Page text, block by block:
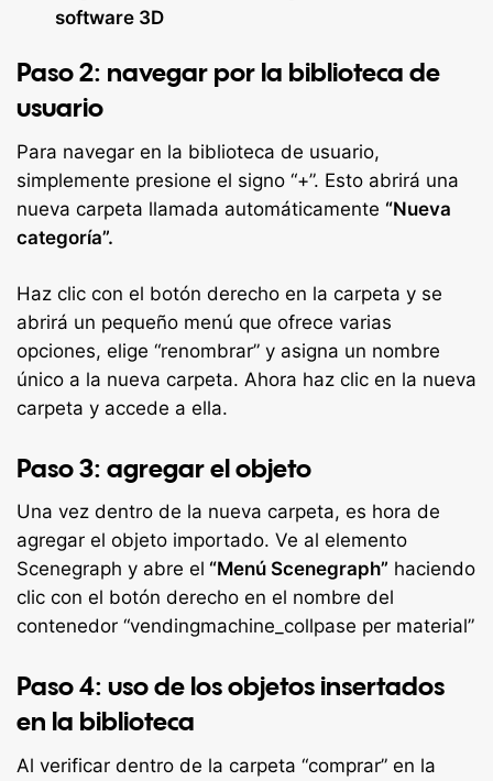
software 3D
Paso 2: navegar por la biblioteca de
usuario
Para navegar en la biblioteca de usuario,
simplemente presione el signo “+”. Esto abrirá una
nueva carpeta llamada automáticamente “Nueva
categoría”.
Haz clic con el botón derecho en la carpeta y se
abrirá un pequeño menú que ofrece varias
opciones, elige “renombrar” y asigna un nombre
único a la nueva carpeta. Ahora haz clic en la nueva
carpeta y accede a ella.
Paso 3: agregar el objeto
Una vez dentro de la nueva carpeta, es hora de
agregar el objeto importado. Ve al elemento
Scenegraph y abre el “Menú Scenegraph” haciendo
clic con el botón derecho en el nombre del
contenedor “vendingmachine_collpase per material”
Paso 4: uso de los objetos insertados
en la biblioteca
Al verificar dentro de la carpeta “comprar” en la